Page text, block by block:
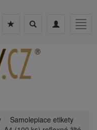
Toggle
Toggle
Samolepiace etikety